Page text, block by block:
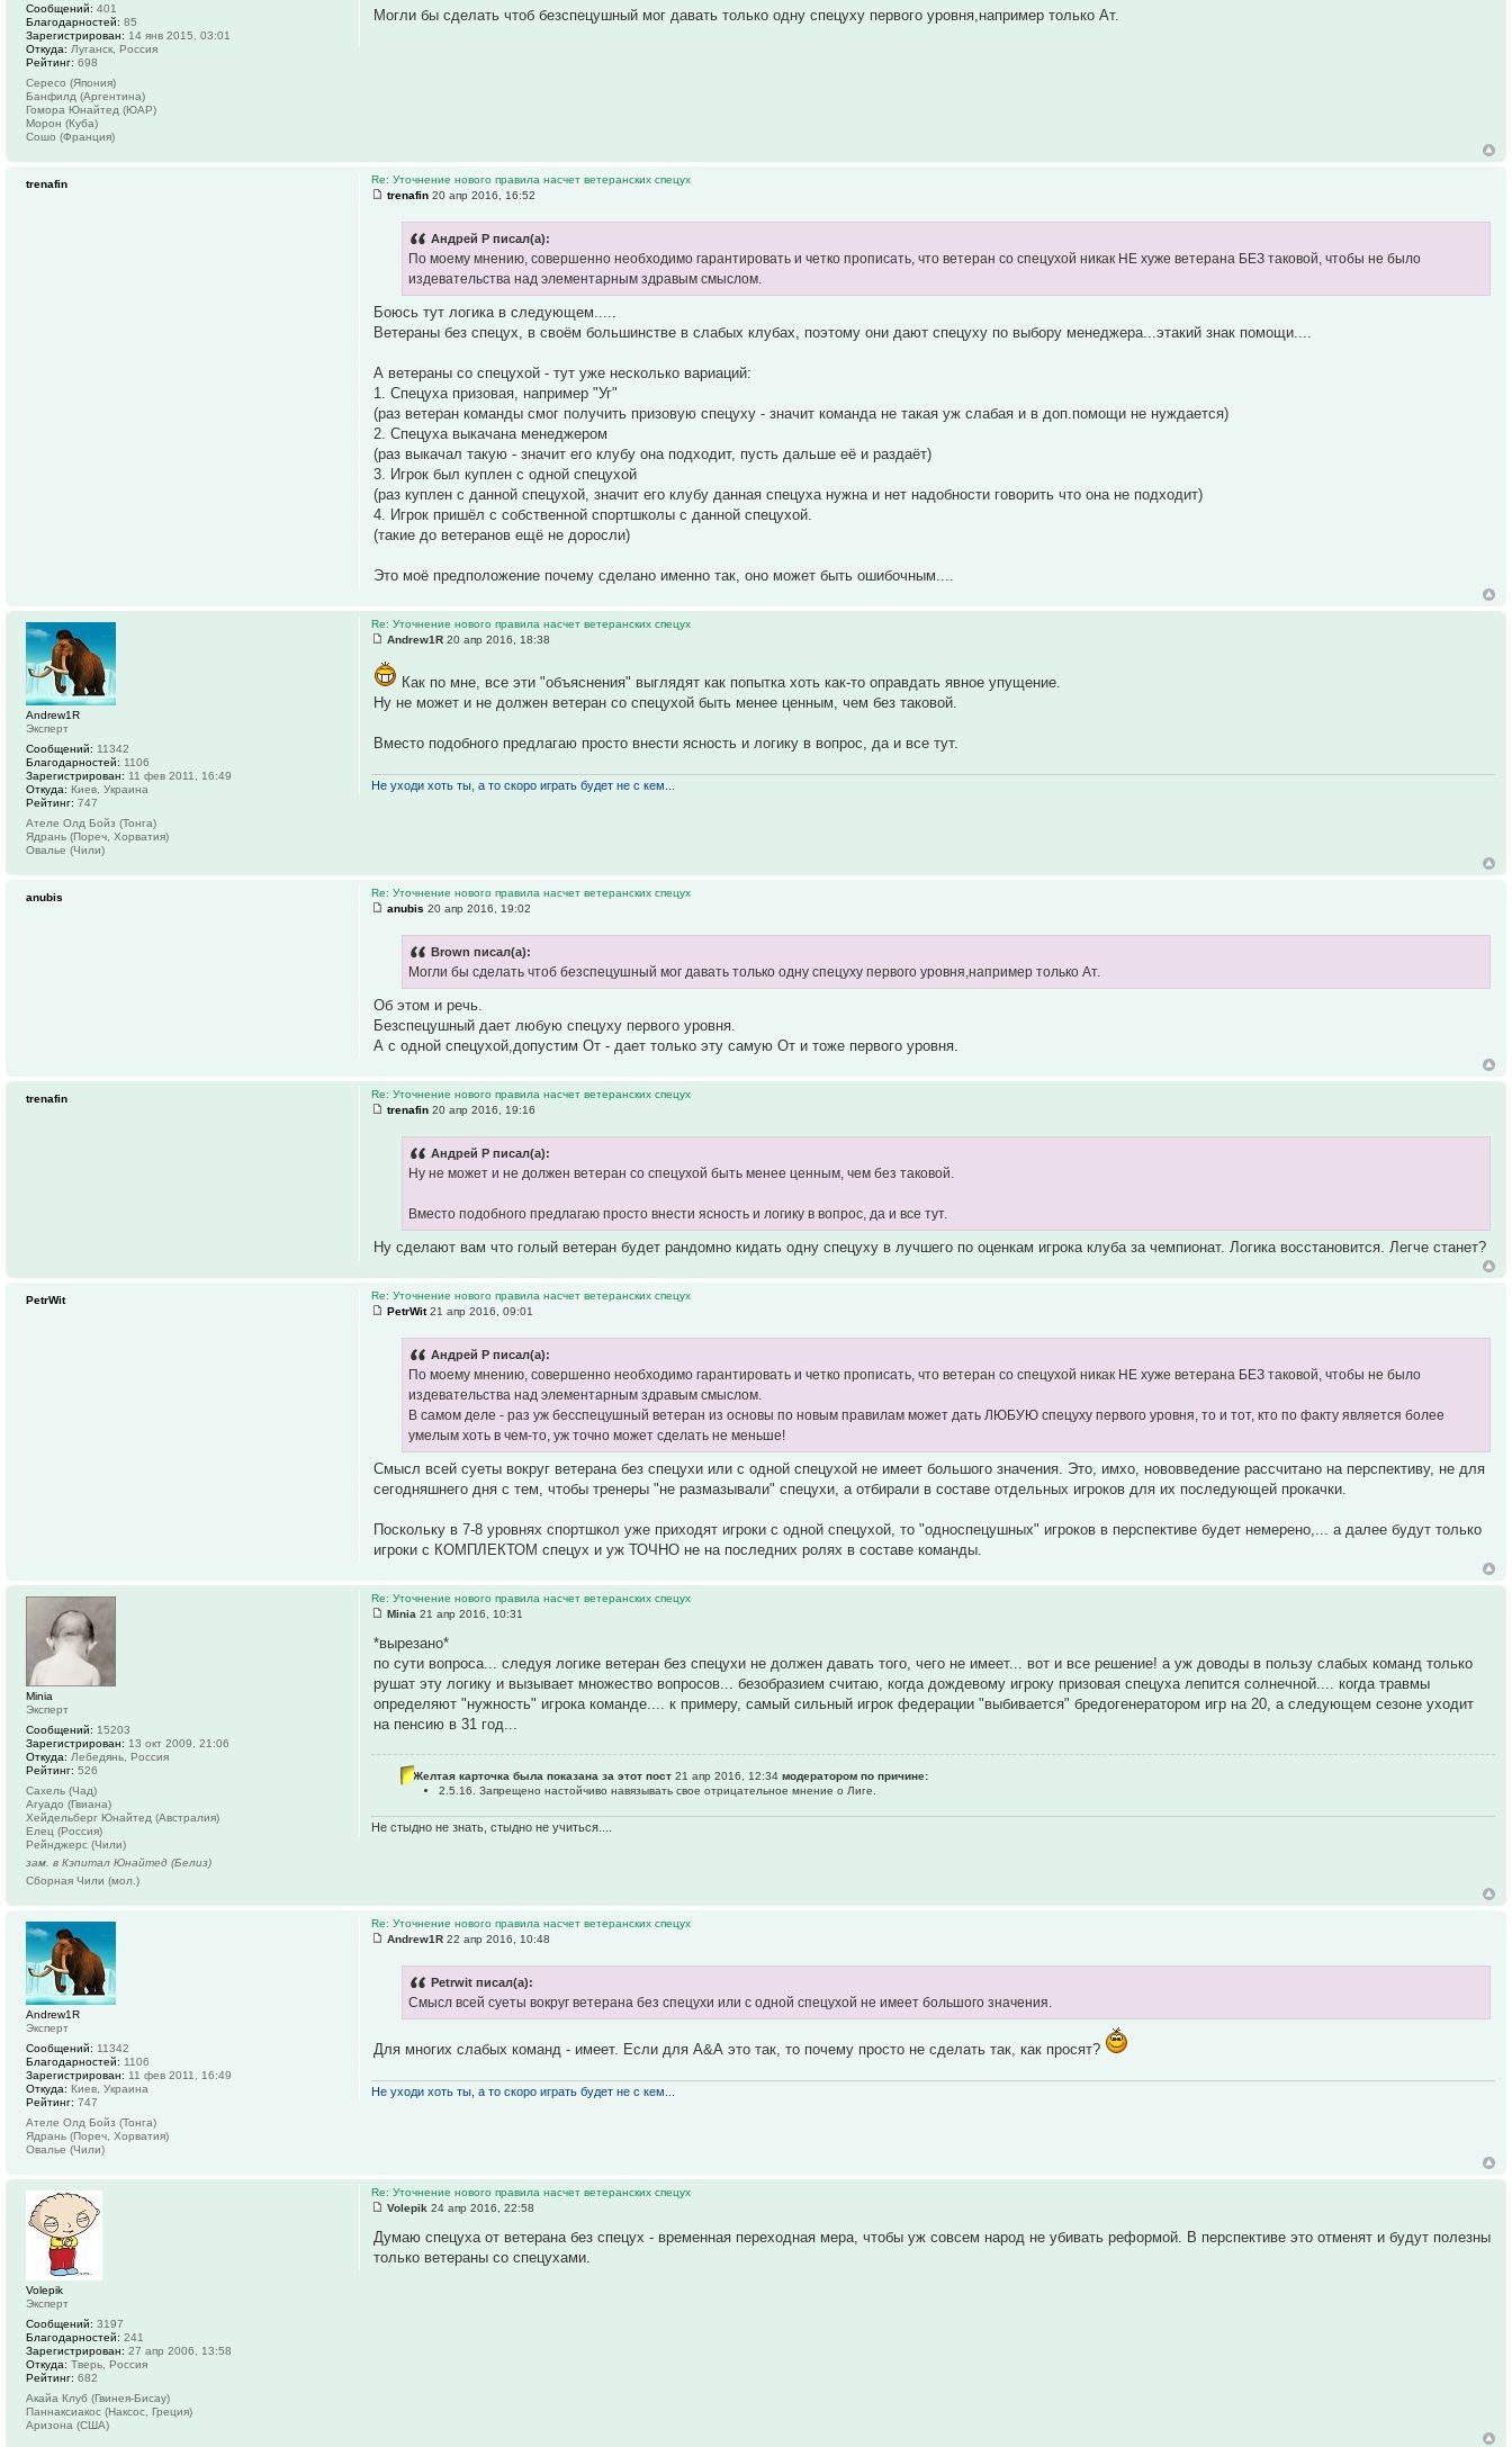
Могли бы сделать чтоб безспецушный мог давать только одну спецуху первого уровня,например только Ат.
Сообщений: 401
Благодарностей: 85
Зарегистрирован: 14 янв 2015, 03:01
Откуда: Луганск, Россия
Рейтинг: 698
Сересо (Япония)
Банфилд (Аргентина)
Гомора Юнайтед (ЮАР)
Морон (Куба)
Сошо (Франция)
Re: Уточнение нового правила насчет ветеранских спецух
trenafin 20 апр 2016, 16:52
Андрей Р писал(а):
По моему мнению, совершенно необходимо гарантировать и четко прописать, что ветеран со спецухой никак НЕ хуже ветерана БЕЗ таковой, чтобы не было
издевательства над элементарным здравым смыслом.
Боюсь тут логика в следующем.....
Ветераны без спецух, в своём большинстве в слабых клубах, поэтому они дают спецуху по выбору менеджера...этакий знак помощи....
А ветераны со спецухой - тут уже несколько вариаций:
1. Спецуха призовая, например "Уг"
(раз ветеран команды смог получить призовую спецуху - значит команда не такая уж слабая и в доп.помощи не нуждается)
2. Спецуха выкачана менеджером
(раз выкачал такую - значит его клубу она подходит, пусть дальше её и раздаёт)
3. Игрок был куплен с одной спецухой
(раз куплен с данной спецухой, значит его клубу данная спецуха нужна и нет надобности говорить что она не подходит)
4. Игрок пришёл с собственной спортшколы с данной спецухой.
(такие до ветеранов ещё не доросли)
Это моё предположение почему сделано именно так, оно может быть ошибочным....
trenafin
Re: Уточнение нового правила насчет ветеранских спецух
Andrew1R 20 апр 2016, 18:38
Как по мне, все эти "объяснения" выглядят как попытка хоть как-то оправдать явное упущение.
Ну не может и не должен ветеран со спецухой быть менее ценным, чем без таковой.
Вместо подобного предлагаю просто внести ясность и логику в вопрос, да и все тут.
Не уходи хоть ты, а то скоро играть будет не с кем...
Andrew1R
Эксперт
Сообщений: 11342
Благодарностей: 1106
Зарегистрирован: 11 фев 2011, 16:49
Откуда: Киев, Украина
Рейтинг: 747
Ателе Олд Бойз (Тонга)
Ядрань (Пореч, Хорватия)
Овалье (Чили)
Re: Уточнение нового правила насчет ветеранских спецух
anubis 20 апр 2016, 19:02
Brown писал(а):
Могли бы сделать чтоб безспецушный мог давать только одну спецуху первого уровня,например только Ат.
Об этом и речь.
Безспецушный дает любую спецуху первого уровня.
А с одной спецухой,допустим От - дает только эту самую От и тоже первого уровня.
anubis
Re: Уточнение нового правила насчет ветеранских спецух
trenafin 20 апр 2016, 19:16
Андрей Р писал(а):
Ну не может и не должен ветеран со спецухой быть менее ценным, чем без таковой.
Вместо подобного предлагаю просто внести ясность и логику в вопрос, да и все тут.
Ну сделают вам что голый ветеран будет рандомно кидать одну спецуху в лучшего по оценкам игрока клуба за чемпионат. Логика восстановится. Легче станет?
trenafin
Re: Уточнение нового правила насчет ветеранских спецух
PetrWit21 апр 2016, 09:01
Андрей Р писал(а):
По моему мнению, совершенно необходимо гарантировать и четко прописать, что ветеран со спецухой никак НЕ хуже ветерана БЕЗ таковой, чтобы не было
издевательства над элементарным здравым смыслом.
В самом деле - раз уж бесспецушный ветеран из основы по новым правилам может дать ЛЮБУЮ спецуху первого уровня, то и тот, кто по факту является более
умелым хоть в чем-то, уж точно может сделать не меньше!
Смысл всей суеты вокруг ветерана без спецухи или с одной спецухой не имеет большого значения. Это, имхо, нововведение рассчитано на перспективу, не для
сегодняшнего дня с тем, чтобы тренеры "не размазывали" спецухи, а отбирали в составе отдельных игроков для их последующей прокачки.
Поскольку в 7-8 уровнях спортшкол уже приходят игроки с одной спецухой, то "односпецушных" игроков в перспективе будет немерено,... а далее будут только
игроки с КОМПЛЕКТОМ спецух и уж ТОЧНО не на последних ролях в составе команды.
PetrWit
Re: Уточнение нового правила насчет ветеранских спецух
Minia 21 апр 2016, 10:31
*вырезано*
по сути вопроса... следуя логике ветеран без спецухи не должен давать того, чего не имеет... вот и все решение! а уж доводы в пользу слабых команд только
рушат эту логику и вызывает множество вопросов... безобразием считаю, когда дождевому игроку призовая спецуха лепится солнечной.... когда травмы
определяют "нужность" игрока команде.... к примеру, самый сильный игрок федерации "выбивается" бредогенератором игр на 20, а следующем сезоне уходит
на пенсию в 31 год...
Желтая карточка была показана за этот пост21 апр 2016, 12:34 модератором по причине:
2.5.16. Запрещено настойчиво навязывать свое отрицательное мнение о Лиге.
Не стыдно не знать, стыдно не учиться....
Minia
Эксперт
Сообщений: 15203
Зарегистрирован: 13 окт 2009, 21:06
Откуда: Лебедянь, Россия
Рейтинг: 526
Сахель (Чад)
Агуадо (Гвиана)
Хейдельберг Юнайтед (Австралия)
Елец (Россия)
Рейнджерс (Чили)
зам. в Кэпитал Юнайтед (Белиз)
Сборная Чили (мол.)
Re: Уточнение нового правила насчет ветеранских спецух
Andrew1R 22 апр 2016, 10:48
Petrwit писал(а):
Смысл всей суеты вокруг ветерана без спецухи или с одной спецухой не имеет большого значения.
Для многих слабых команд - имеет. Если для А&А это так, то почему просто не сделать так, как просят?
Не уходи хоть ты, а то скоро играть будет не с кем...
Andrew1R
Эксперт
Сообщений: 11342
Благодарностей: 1106
Зарегистрирован: 11 фев 2011, 16:49
Откуда: Киев, Украина
Рейтинг: 747
Ателе Олд Бойз (Тонга)
Ядрань (Пореч, Хорватия)
Овалье (Чили)
Re: Уточнение нового правила насчет ветеранских спецух
Volepik 24 апр 2016, 22:58
Думаю спецуха от ветерана без спецух - временная переходная мера, чтобы уж совсем народ не убивать реформой. В перспективе это отменят и будут полезны
только ветераны со спецухами.
Volepik
Эксперт
Сообщений: 3197
Благодарностей: 241
Зарегистрирован: 27 апр 2006, 13:58
Откуда: Тверь, Россия
Рейтинг: 682
Акайа Клуб (Гвинея-Бисау)
Паннаксиакос (Наксос, Греция)
Аризона (США)